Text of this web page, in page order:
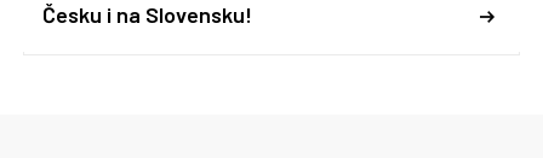
Česku i na Slovensku!